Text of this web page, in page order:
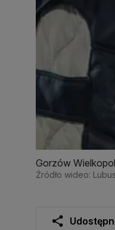
Gorzów
Źródło wideo: